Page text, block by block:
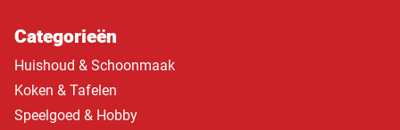
Categorieën
Huishoud & Schoonmaak
Koken & Tafelen
Speelgoed & Hobby